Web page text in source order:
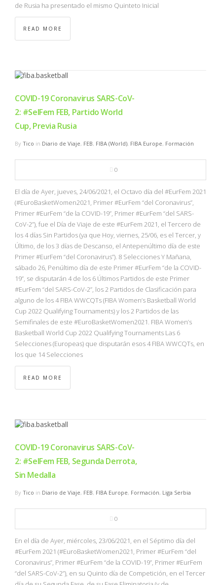
de Rusia ha presentado el mismo Quinteto Inicial
READ MORE
COVID-19 Coronavirus SARS-CoV-
2: #SelFem FEB, Partido World
Cup, Previa Rusia
By Tico in Diario de Viaje, FEB, FIBA (World), FIBA Europe, Formación
0
El día de Ayer, jueves, 24/06/2021, el Octavo día del #EurFem 2021
(#EuroBasketWomen2021, Primer #EurFem “del Coronavirus”,
Primer #EurFem “de la COVID-19”, Primer #EurFem “del SARS-
CoV-2”), fue el Día de Viaje de este #EurFem 2021, el Tercero de
los 4 días Sin Partidos (ya que Hoy, viernes, 25/06, es el Tercer, y
Último, de los 3 días de Descanso, el Antepenúltimo día de este
Primer #EurFem “del Coronavirus”). 8 Selecciones Y Mañana,
sábado 26, Penúltimo día de este Primer #EurFem “de la COVID-
19”, se disputarán 4 de los 6 Últimos Partidos de este Primer
#EurFem “del SARS-CoV-2”, los 2 Partidos de Clasificación para
alguno de los 4 FIBA WWCQTs (FIBA Women’s Basketball World
Cup 2022 Qualifying Tournaments) y los 2 Partidos de las
Semifinales de este #EuroBasketWomen2021. FIBA Women’s
Basketball World Cup 2022 Qualifying Tournaments Las 6
Selecciones (Europeas) que disputarán esos 4 FIBA WWCQTs, en
los que 14 Selecciones
READ MORE
COVID-19 Coronavirus SARS-CoV-
2: #SelFem FEB, Segunda Derrota,
Sin Medalla
By Tico in Diario de Viaje, FEB, FIBA Europe, Formación, Liga Serbia
0
En el día de Ayer, miércoles, 23/06/2021, en el Séptimo día del
#EurFem 2021 (#EuroBasketWomen2021, Primer #EurFem “del
Coronavirus”, Primer #EurFem “de la COVID-19”, Primer #EurFem
“del SARS-CoV-2”), en su Quinto día de Competición, en el Tercer